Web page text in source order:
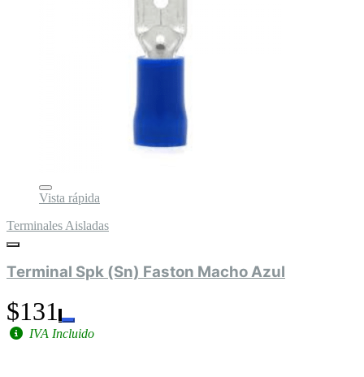
Vista rápida
Terminales Aisladas
Terminal Spk (Sn) Faston Macho Azul
$131
IVA Incluido